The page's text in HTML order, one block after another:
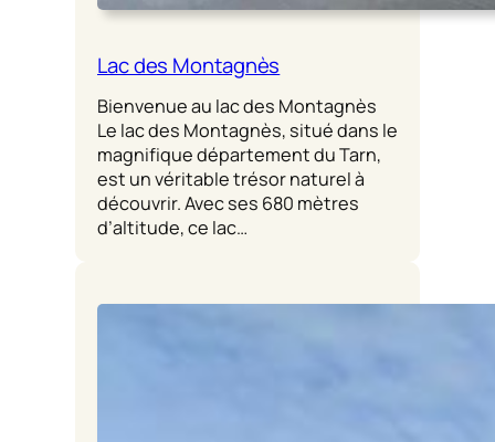
Lac des Montagnès
Bienvenue au lac des Montagnès
Le lac des Montagnès, situé dans le
magnifique département du Tarn,
est un véritable trésor naturel à
découvrir. Avec ses 680 mètres
d’altitude, ce lac…